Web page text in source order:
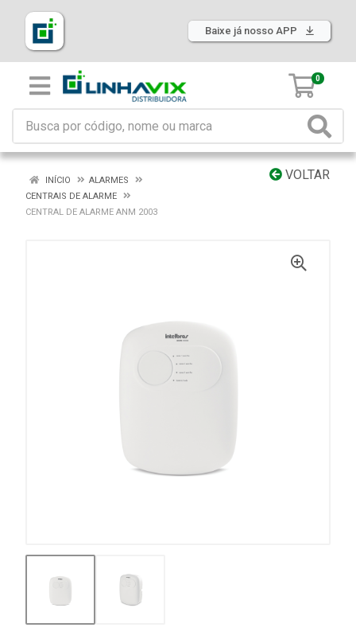
Baixe já nosso APP
0
VOLTAR
INÍCIO
ALARMES
CENTRAIS DE ALARME
CENTRAL DE ALARME ANM 2003